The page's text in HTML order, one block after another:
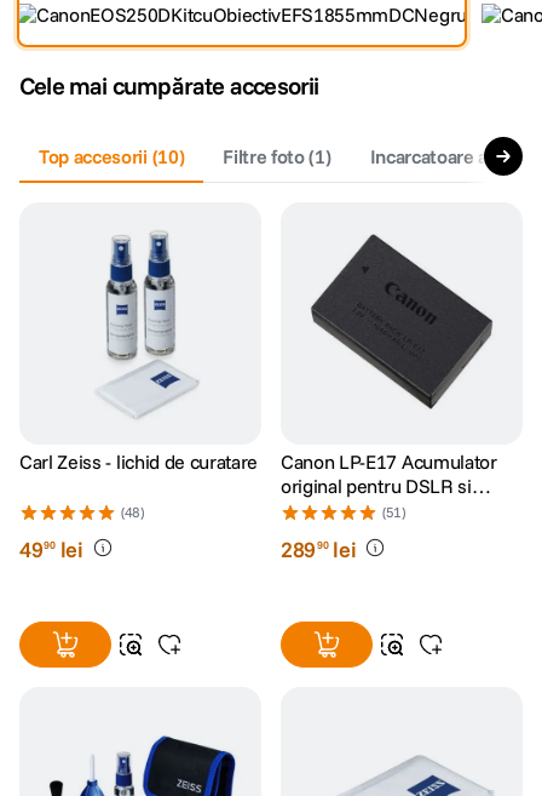
3. trepied telefon
peak design
lavaliera
card memorie
ulanzi
insta 360
godox
Cele mai cumpărate accesorii
Top accesorii (10) Filtre foto(1) Incarcatoare
Carl Zeiss - lichid de curatare
(48)
4990 lei
Canon LP-E17 Acumulator
original pentru DSLR si
Mirrorless
(51)
28990 lei